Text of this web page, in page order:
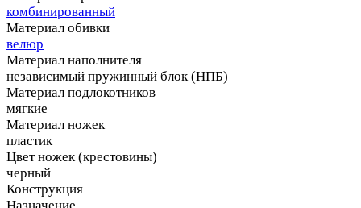
комбинированный
Материал обивки
велюр
Материал наполнителя
независимый пружинный блок (НПБ)
Материал подлокотников
мягкие
Материал ножек
пластик
Цвет ножек (крестовины)
черный
Конструкция
Назначение